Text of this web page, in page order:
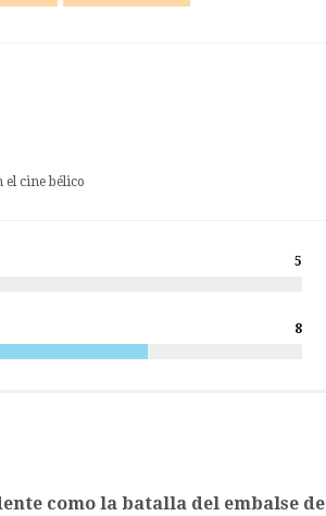
el cine bélico
5
8
como la batalla del embalse de